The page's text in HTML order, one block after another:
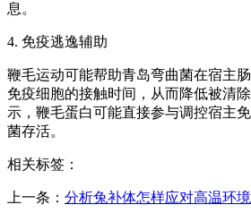
息。
4. 免疫逃逸辅助
鞭毛运动可能帮助青岛弯曲菌在宿主
免疫细胞的接触时间，从而降低被清
示，鞭毛蛋白可能直接参与调控宿主
菌存活。
相关标签：
上一条： 分析兔补体怎样应对高温环境